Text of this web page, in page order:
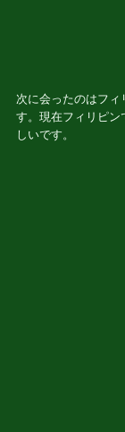
次に会ったのはフィ
す。現在フィリピン
しいです。